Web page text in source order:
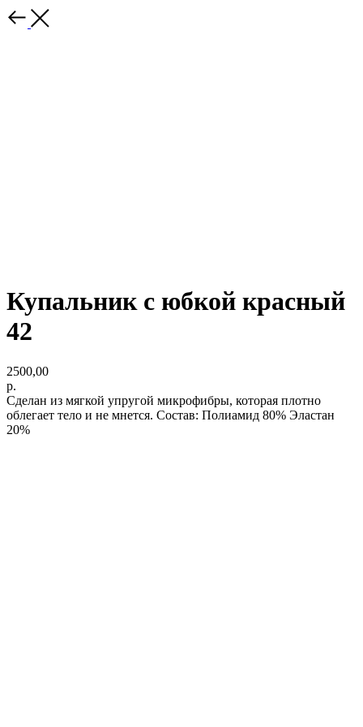
Купальник с юбкой красный
42
2500,00
р.
Сделан из мягкой упругой микрофибры, которая плотно
облегает тело и не мнется. Состав: Полиамид 80% Эластан
20%